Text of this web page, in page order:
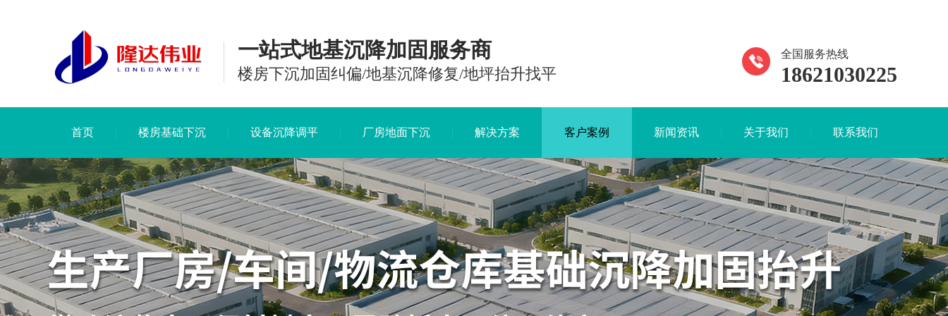
一站式地基沉降加固服务商
楼房下沉加固纠偏/地基沉降修复/地坪抬升找平
全国服务热线
18621030225
首页 楼房基础下沉 设备沉降调平 厂房地面下沉 解决方案 客户案例 新闻资讯 关于我们 联系我们